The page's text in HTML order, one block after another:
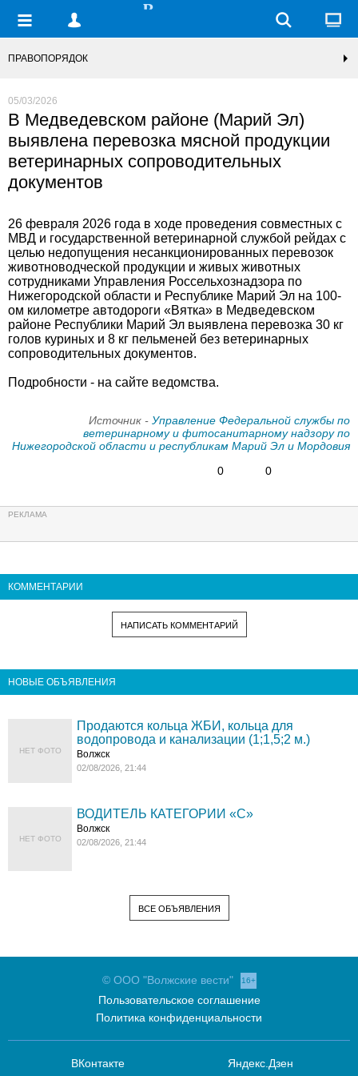
ПРАВОПОРЯДОК
05/03/2026
В Медведевском районе (Марий Эл)
выявлена перевозка мясной продукции
ветеринарных сопроводительных
документов
26 февраля 2026 года в ходе проведения совместных с
МВД и государственной ветеринарной службой рейдах с
целью недопущения несанкционированных перевозок
животноводческой продукции и живых животных
сотрудниками Управления Россельхознадзора по
Нижегородской области и Республике Марий Эл на 100-
ом километре автодороги «Вятка» в Медведевском
районе Республики Марий Эл выявлена перевозка 30 кг
голов куриных и 8 кг пельменей без ветеринарных
сопроводительных документов.
Подробности - на сайте ведомства.
Источник - Управление Федеральной службы по
ветеринарному и фитосанитарному надзору по
Нижегородской области и республикам Марий Эл и Мордовия
0
0
КОММЕНТАРИИ
НАПИСАТЬ КОММЕНТАРИЙ
НОВЫЕ ОБЪЯВЛЕНИЯ
НЕТ ФОТО
Продаются кольца ЖБИ, кольца для
водопровода и канализации (1;1,5;2 м.)
Волжск
02/08/2026, 21:44
НЕТ ФОТО
ВОДИТЕЛЬ КАТЕГОРИИ «C»
Волжск
02/08/2026, 21:44
ВСЕ ОБЪЯВЛЕНИЯ
© ООО "Волжские вести" 16+
Пользовательское соглашение
Политика конфиденциальности
ВКонтакте Яндекс.Дзен